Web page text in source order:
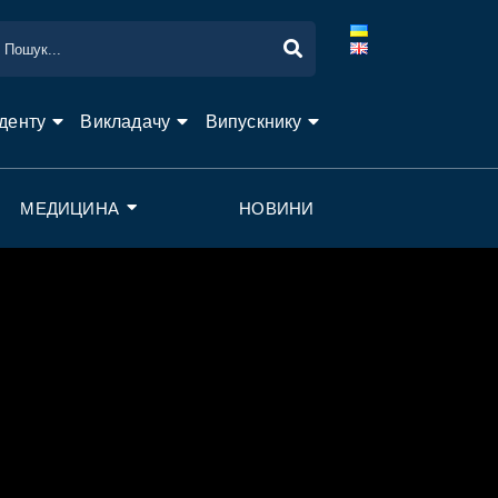
Викладачу Випускнику
МЕДИЦИНА НОВИНИ